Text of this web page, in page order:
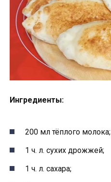
Ингредиенты:
200 мл тёплого молока;
1 ч. л. сухих дрожжей;
1 ч. л. сахара;